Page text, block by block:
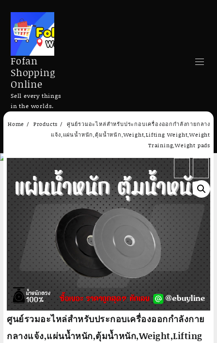
Skip
Fofan
Shopping
Online
Sell every things
in the worlds.
Search
Home Products
ศูนย์รวมอะไหล่สำหรับประกอบเครื่องออกกำลังกายกลาง
แจ้ง,แผ่นน้ำหนัก,ตุ้มน้ำหนัก,Weight,Lifting Weight,Weight
Training,Weight pads
← →
ศูนย์รวมอะไหล่สำหรับประกอบเครื่องออกกำลังกาย
กลางแจ้ง,แผ่นน้ำหนัก,ตุ้มน้ำหนัก,Weight,Lifting
Add to cart Add to cart